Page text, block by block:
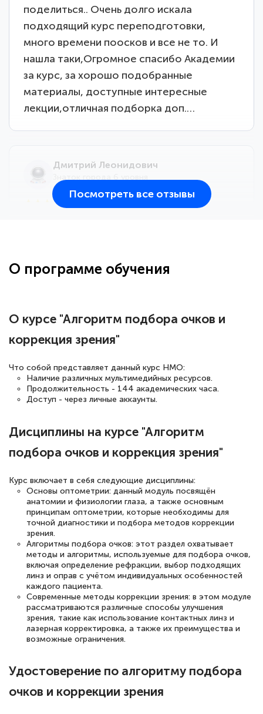
поделиться.. Очень долго искала
подходящий курс переподготовки,
много времени поосков и все не то. И
нашла таки,Огромное спасибо Академии
за курс, за хорошо подобранные
материалы, доступные интересные
лекции,отличная подборка доп.…
Дмитрий Леонидович
большое количество методических
Знаток города 5 уровня
18 марта 2026
повышения квалификации "Эксперт ЕГЭ по
русскому языку и литературе". Много
подготовиться к тестированию. Это
книги, методические рекомендации,
статьи. Времени на подготовку
достаточно. Курс помогает пройти
аттестацию в школе. Спасибо!
Евгения Коротких
Знаток города 2 уровня
12 марта 2026
Спасибо большое Академии! Грамотное,
вежливое сопровождение! Всё чётко и
понятно! Проходила повышение
Посмотреть все отзывы
О программе обучения
О курсе "Алгоритм подбора очков и
коррекция зрения"
Что собой представляет данный курс НМО:
Наличие различных мультимедийных ресурсов.
Продолжительность - 144 академических часа.
Доступ - через личные аккаунты.
Дисциплины на курсе "Алгоритм
подбора очков и коррекция зрения"
Курс включает в себя следующие дисциплины:
Основы оптометрии: данный модуль посвящён
анатомии и физиологии глаза, а также основным
принципам оптометрии, которые необходимы для
точной диагностики и подбора методов коррекции
зрения.
Алгоритмы подбора очков: этот раздел охватывает
методы и алгоритмы, используемые для подбора очков,
включая определение рефракции, выбор подходящих
линз и оправ с учётом индивидуальных особенностей
каждого пациента.
Современные методы коррекции зрения: в этом модуле
рассматриваются различные способы улучшения
зрения, такие как использование контактных линз и
лазерная корректировка, а также их преимущества и
возможные ограничения.
Удостоверение по алгоритму подбора
очков и коррекции зрения